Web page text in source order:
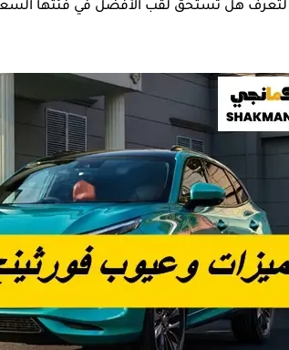
هل تستحق لقب الأفضل في فئتها